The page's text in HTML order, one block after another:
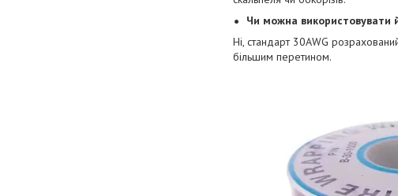
Чи можна використовувати
Ні, стандарт 30AWG
більшим перетином.